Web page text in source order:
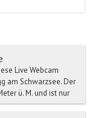
Live Webcam
am Schwarzsee. Der
ü. M. und ist nur